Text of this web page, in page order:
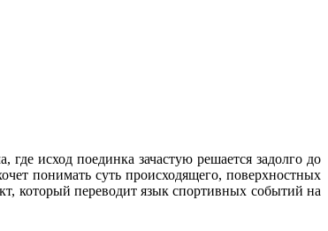
исход поединка зачастую решается задолго до
понимать суть происходящего, поверхностных
который переводит язык спортивных событий на